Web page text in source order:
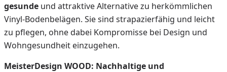
gesunde und attraktive Alternative zu herkömmlichen
Vinyl-Bodenbelägen. Sie sind strapazierfähig und leicht
zu pflegen, ohne dabei Kompromisse bei Design und
Wohngesundheit einzugehen.
MeisterDesign WOOD: Nachhaltige und